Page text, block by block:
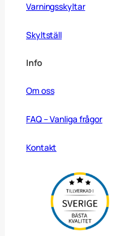
Varningsskyltar
Skyltställ
Info
Om oss
FAQ – Vanliga frågor
Kontakt